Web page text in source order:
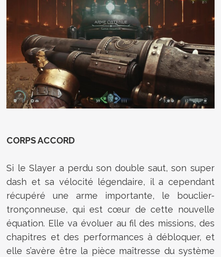
CORPS ACCORD
Si le Slayer a perdu son double saut, son super
dash et sa vélocité légendaire, il a cependant
récupéré une arme importante, le bouclier-
tronçonneuse, qui est cœur de cette nouvelle
équation. Elle va évoluer au fil des missions, des
chapitres et des performances à débloquer, et
elle s’avère être la pièce maîtresse du système